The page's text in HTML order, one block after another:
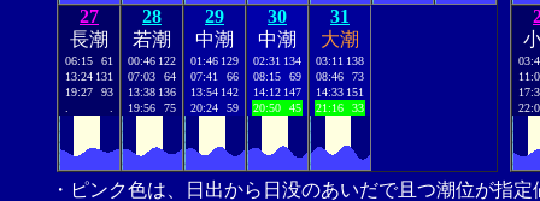
27
長潮
06:15
61
13:24 131
19:27
93
28
若潮
00:46 122
07:03
64
13:38 136
19:56
75
29
中潮
01:46 129
07:41
66
13:54 142
20:24
59
30
中潮
02:31 134
08:15
69
14:12 147
20:50
45
31
大潮
03:11 138
08:46
73
14:33 151
21:16
33
・ピンク色は、日出から日没のあいだで且つ潮位が指